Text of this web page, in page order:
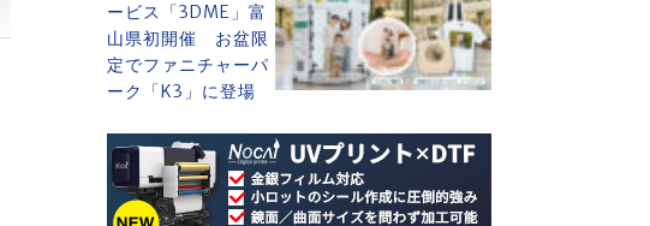
ービス「3DME」富
山県初開催 お盆限
定でファニチャーパ
ーク「K3」に登場